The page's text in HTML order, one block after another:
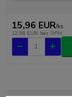
15,96 EUR/ks
12,98 EUR bez DPH